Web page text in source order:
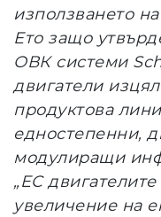
използването
Ето защо
ОВК системи
двигатели
продуктова
едностепенни,
модулиращи
„EC
увеличение на